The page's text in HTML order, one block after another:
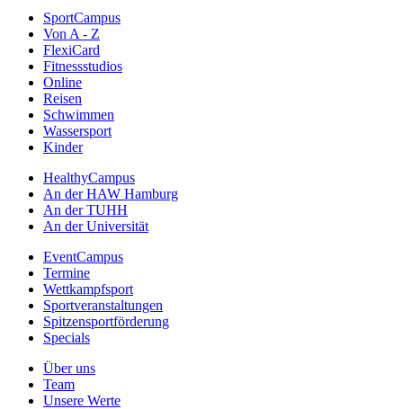
SportCampus
Von A - Z
FlexiCard
Fitnessstudios
Online
Reisen
Schwimmen
Wassersport
Kinder
HealthyCampus
An der HAW Hamburg
An der TUHH
An der Universität
EventCampus
Termine
Wettkampfsport
Sportveranstaltungen
Spitzensportförderung
Specials
Über uns
Team
Unsere Werte